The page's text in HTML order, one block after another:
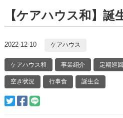
【ケアハウス和】誕
2022-12-10 ケアハウス
ケアハウス和 事業紹介 定期巡回
空き状況 行事食 誕生会